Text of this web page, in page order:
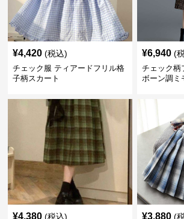
¥4,420 (税込)
チェック服 ティアードフリル格
子柄スカート
¥6,940 (
チェック柄
ボーン調ミ
¥4,380 (税込) ¥3,880 (